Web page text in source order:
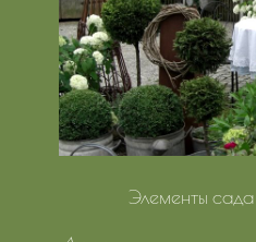
Элементы сада